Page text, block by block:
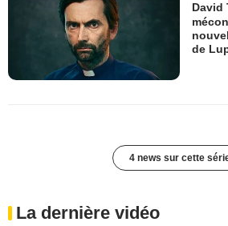
David
de
4 news sur cette
La dernière vidéo